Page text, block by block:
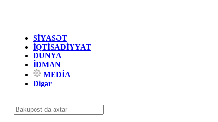
SİYASƏT
İQTİSADİYYAT
DÜNYA
İDMAN
MEDİA
Digər